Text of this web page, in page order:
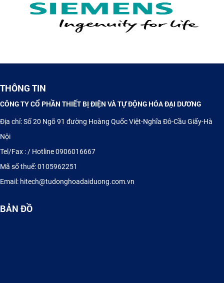
TỦ ĐIỆN ĐIỀU KHIỂN PLC - HMI
THÔNG TIN
CÔNG TY CỔ PHẦN THIẾT BỊ ĐIỆN VÀ TỰ ĐỘNG HÓA ĐẠI DƯƠNG
Địa chỉ: Số 20 Ngõ 91 đường Hoàng Quốc Việt-Nghĩa Đô-Cầu Giấy-Hà
Nội
Tel/Fax : / Hotline 0906016667
Mã số thuế: 0105962251
Email: hitech@tudonghoadaiduong.com.vn
BẢN ĐỒ